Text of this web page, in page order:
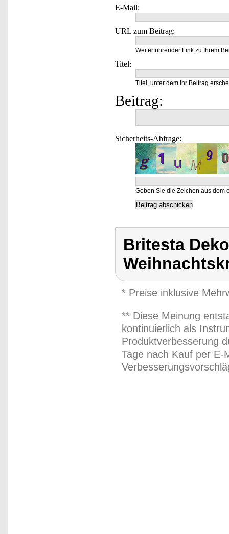
E-Mail:
URL zum Beitrag:
Weiterführender Link zu Ihrem
Titel:
Titel, unter dem Ihr Beitrag
Beitrag:
Sicherheits-Abfrage:
Geben Sie die Zeichen aus dem
Britesta
* Preise inklusive
** Diese Meinung
kontinuierlich als
Produktverbesserung
Tage nach Kauf per E-